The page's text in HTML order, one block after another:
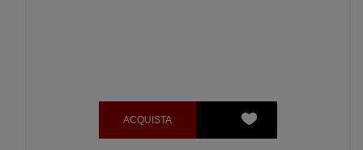
ACQUISTA